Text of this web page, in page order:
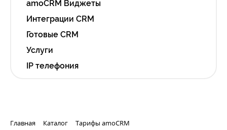
amoCRM Виджеты
Интеграции CRM
Готовые CRM
Услуги
IP телефония
Главная Каталог
Тарифы amoCRM